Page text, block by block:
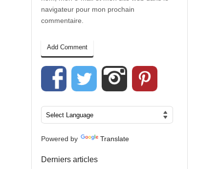
navigateur pour mon prochain
commentaire.
Powered by Translate
Derniers articles